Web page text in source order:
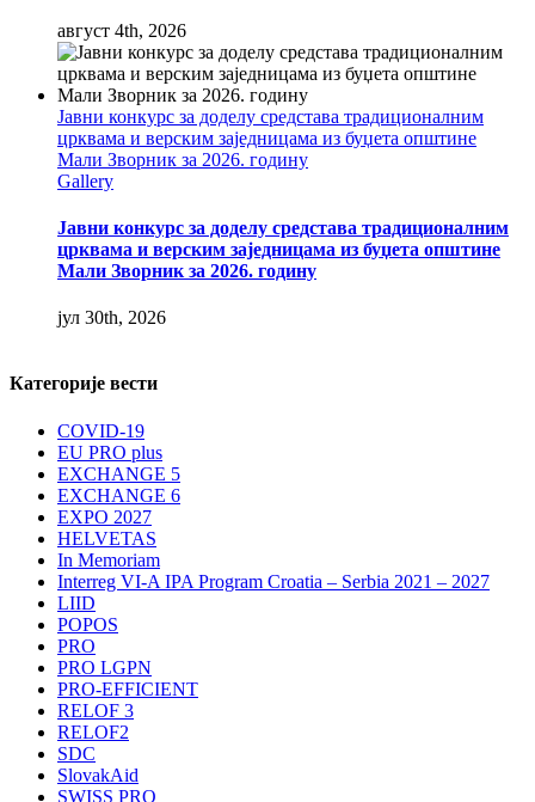
август 4th, 2026
Јавни конкурс за доделу средстава традиционалним
црквама и верским заједницама из буџета општине
Мали Зворник за 2026. годину
Gallery
Јавни конкурс за доделу средстава традиционалним
црквама и верским заједницама из буџета општине
Мали Зворник за 2026. годину
јул 30th, 2026
Категорије вести
COVID-19
EU PRO plus
EXCHANGE 5
EXCHANGE 6
EXPO 2027
HELVETAS
In Memoriam
Interreg VI-A IPA Program Croatia – Serbia 2021 – 2027
LIID
POPOS
PRO
PRO LGPN
PRO-EFFICIENT
RELOF 3
RELOF2
SDC
SlovakAid
SWISS PRO